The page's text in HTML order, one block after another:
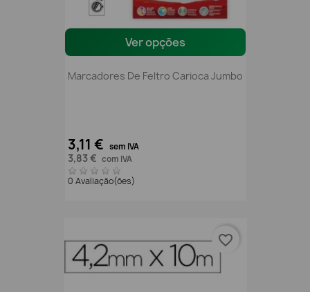
Ver opções
Marcadores De Feltro Carioca Jumbo
3,11 € sem IVA
3,83 € com IVA
0 Avaliação(ões)
favorite_border